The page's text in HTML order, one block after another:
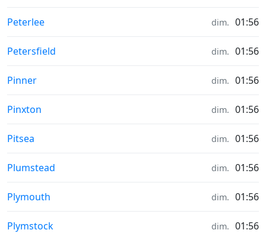
Météo in
Peterlee dim. 01:56
Météo in
Petersfield dim. 01:56
Météo in
Pinner dim. 01:56
Météo in
Pinxton dim. 01:56
Météo in
Pitsea dim. 01:56
Météo in
Plumstead dim. 01:56
Météo in
Plymouth dim. 01:56
Météo in
Plymstock dim. 01:56